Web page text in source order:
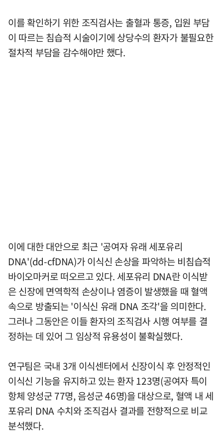
이를 확인하기 위한 조직검사는 출혈과 통증, 입원 부담
이 따르는 침습적 시술이기에 상당수의 환자가 불필요한
절차적 부담을 감수해야만 했다.
이에 대한 대안으로 최근 '공여자 유래 세포유리
DNA'(dd-cfDNA)가 이식신 손상을 파악하는 비침습적
바이오마커로 떠오르고 있다. 세포유리 DNA란 이식받
은 신장에 면역학적 손상이나 염증이 발생했을 때 혈액
속으로 방출되는 '이식신 유래 DNA 조각'을 의미한다.
그러나 그동안은 이들 환자의 조직검사 시행 여부를 결
정하는 데 있어 그 임상적 유용성이 불확실했다.
연구팀은 국내 3개 이식센터에서 신장이식 후 안정적인
이식신 기능을 유지하고 있는 환자 123명(공여자 특이
항체 양성군 77명, 음성군 46명)을 대상으로, 혈액 내 세
포유리 DNA 수치와 조직검사 결과를 전향적으로 비교
분석했다.